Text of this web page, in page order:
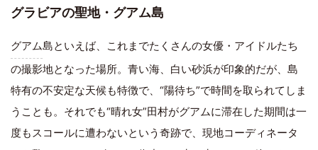
グラビアの聖地・グアム島
グアム島といえば、これまでたくさんの女優・アイドルたち
の撮影地となった場所。青い海、白い砂浜が印象的だが、島
特有の不安定な天候も特徴で、“陽待ち”で時間を取られてしま
うことも。それでも“晴れ女”田村がグアムに滞在した期間は一
度もスコールに遭わないという奇跡で、現地コーディネータ